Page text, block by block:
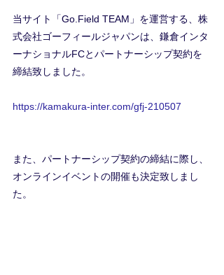
当サイト「Go.Field TEAM」を運営する、株
式会社ゴーフィールジャパンは、鎌倉インタ
ーナショナルFCとパートナーシップ契約を
締結致しました。
https://kamakura-inter.com/gfj-210507
また、パートナーシップ契約の締結に際し、
オンラインイベントの開催も決定致しまし
た。